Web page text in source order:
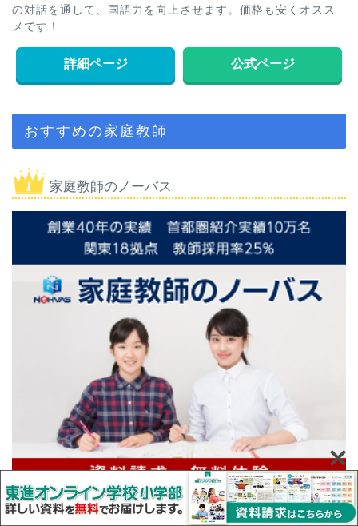
の対話を通して、国語力を向上させます。価格も安くオスス
メです！
詳細ページ 公式ページ
おすすめの家庭教師
家庭教師のノーバス
本サイトのイチオシ！大手塾専用のコースが充実していて、